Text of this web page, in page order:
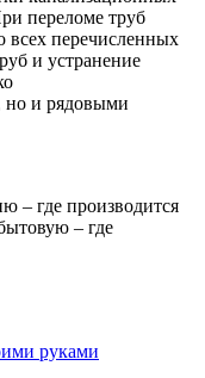
переломе труб
всех перечисленных
и устранение
но и рядовыми
– где производится
– где
руками